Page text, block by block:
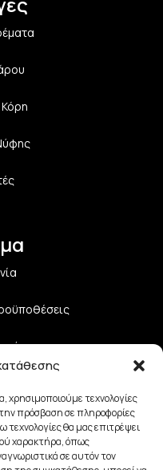
χρησιμοποιούμε τεχνολογίες
πρόσβαση σε πληροφορίες
θα μας επιτρέψει
χαρακτήρα, όπως
σε αυτόν τον